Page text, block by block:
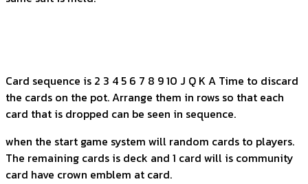
Card sequence is 2 3 4 5 6 7 8 9 10 J Q K A Time to discard
the cards on the pot. Arrange them in rows so that each
card that is dropped can be seen in sequence.
when the start game system will random cards to players.
The remaining cards is deck and 1 card will is community
card have crown emblem at card.